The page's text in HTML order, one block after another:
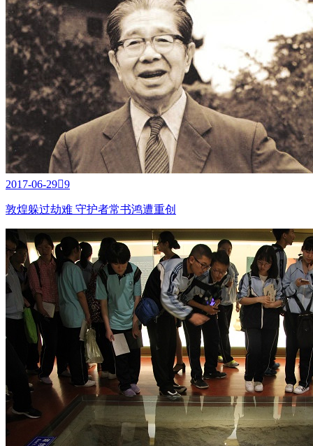
2017-06-299
敦煌躲过劫难 守护者常书鸿遭重创